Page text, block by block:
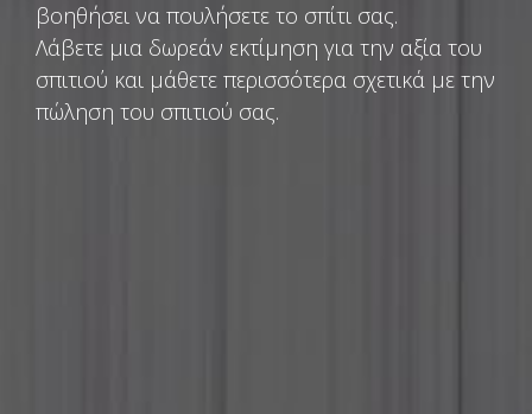
βοηθήσει να πουλήσετε το σπίτι σας.
Λάβετε μια δωρεάν εκτίμηση για την αξία του
σπιτιού και μάθετε περισσότερα σχετικά με την
πώληση του σπιτιού σας.